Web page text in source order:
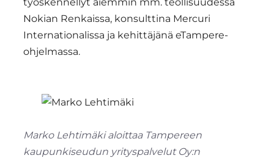
Nokian Renkaissa, konsulttina Mercuri
Internationalissa ja kehittäjänä eTampere-
ohjelmassa.
Marko Lehtimäki aloittaa Tampereen
kaupunkiseudun yrityspalvelut Oy:n